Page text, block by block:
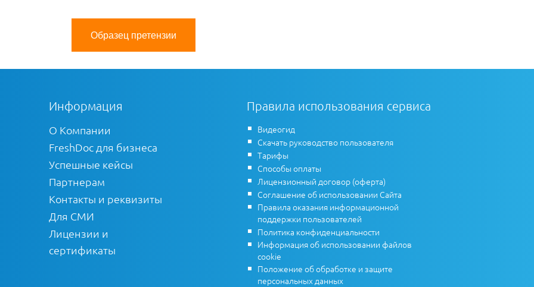
Образец претензии
Информация
О Компании
FreshDoc для бизнеса
Успешные кейсы
Партнерам
Контакты и реквизиты
Для СМИ
Лицензии и
сертификаты
Правила использования сервиса
Видеогид
Скачать руководство пользователя
Тарифы
Способы оплаты
Лицензионный договор (оферта)
Соглашение об использовании Сайта
Правила оказания информационной
поддержки пользователей
Политика конфиденциальности
Информация об использовании файлов
cookie
Положение об обработке и защите
персональных данных